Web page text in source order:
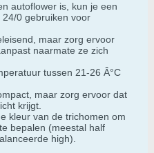
autoflower is, kun je een
0 gebruiken voor
maar zorg ervoor
naarmate ze zich
tussen 21-26 Â°C
maar zorg ervoor dat
krijgt.
kleur van de trichomen om
bepalen (meestal half
high).